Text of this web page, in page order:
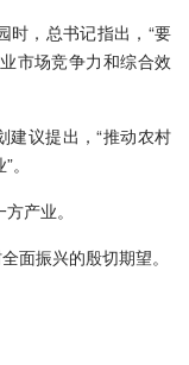
时，总书记指出，“要
市场竞争力和综合效
建议提出，“推动农村
产业。
面振兴的殷切期望。